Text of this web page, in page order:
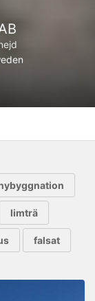
limträ
falsat